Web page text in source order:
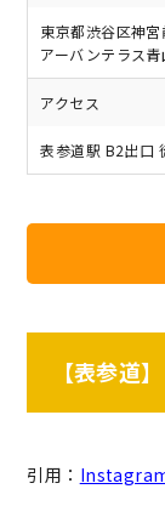
東京都渋谷区神
アーバンテラス青
アクセス
表参道駅 B2出口
【表参道
引用：